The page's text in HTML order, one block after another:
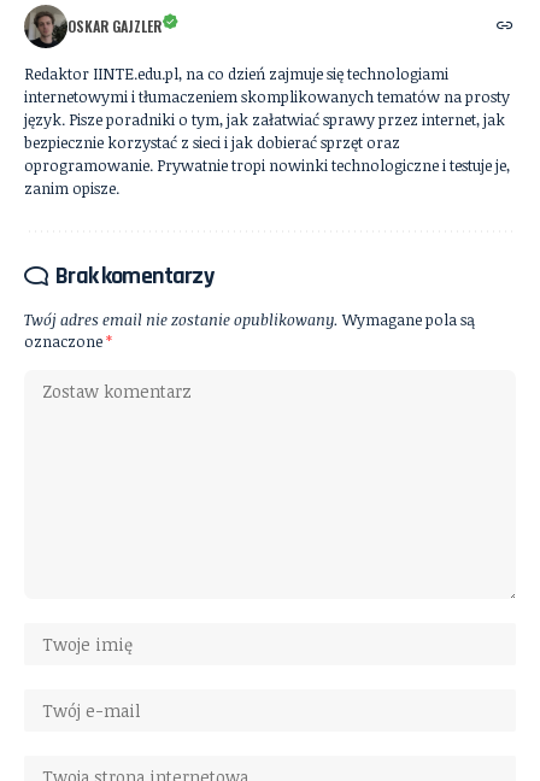
OSKAR GAJZLER
Redaktor IINTE.edu.pl, na co dzień zajmuje się technologiami
internetowymi i tłumaczeniem skomplikowanych tematów na prosty
język. Pisze poradniki o tym, jak załatwiać sprawy przez internet, jak
bezpiecznie korzystać z sieci i jak dobierać sprzęt oraz
oprogramowanie. Prywatnie tropi nowinki technologiczne i testuje je,
zanim opisze.
Brak komentarzy
Twój adres email nie zostanie opublikowany. Wymagane pola są
oznaczone*